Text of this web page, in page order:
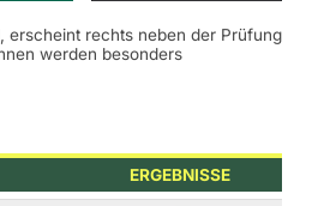
erscheint rechts neben der Prüfung
werden besonders
ERGEBNISSE